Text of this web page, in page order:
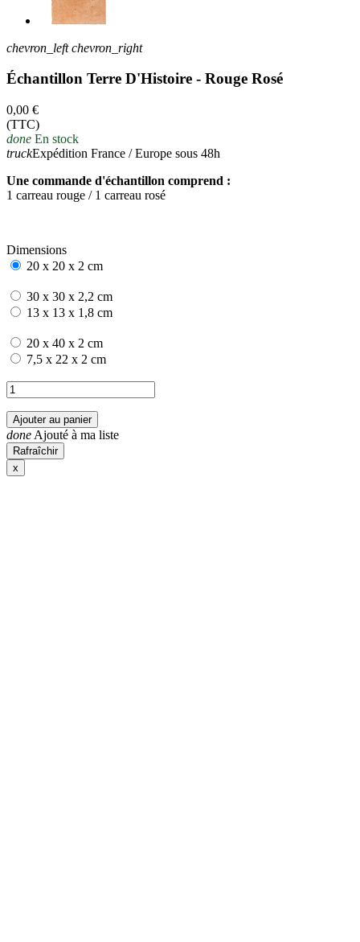
chevron_left chevron_right
Échantillon Terre D'Histoire - Rouge Rosé
0,00 €
(TTC)
done En stock
truckExpédition France / Europe sous 48h
Une commande d'échantillon comprend :
1 carreau rouge / 1 carreau rosé
Dimensions
20 x 20 x 2 cm
30 x 30 x 2,2 cm
13 x 13 x 1,8 cm
20 x 40 x 2 cm
7,5 x 22 x 2 cm
Ajouter au panier
done Ajouté à ma liste
x